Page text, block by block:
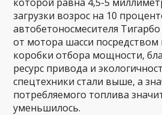
загрузки возрос на 10
автобетоносмесителя
от мотора шасси посредством
коробки отбора мощности,
ресурс привода и
спецтехники стали выше, а
потребляемого топлива
уменьшилось.